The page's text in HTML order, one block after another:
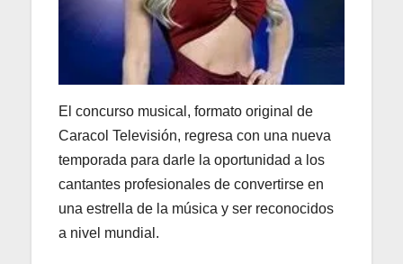
El concurso musical, formato original de
Caracol Televisión, regresa con una nueva
temporada para darle la oportunidad a los
cantantes profesionales de convertirse en
una estrella de la música y ser reconocidos
a nivel mundial.